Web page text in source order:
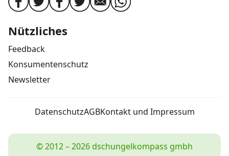
Nützliches
Feedback
Konsumentenschutz
Newsletter
DatenschutzAGBKontakt und Impressum
© 2012 – 2026 dschungelkompass gmbh